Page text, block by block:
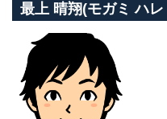
最上 晴翔(モガミ ハ